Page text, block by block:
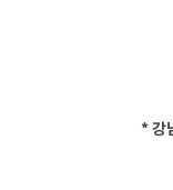
* 강